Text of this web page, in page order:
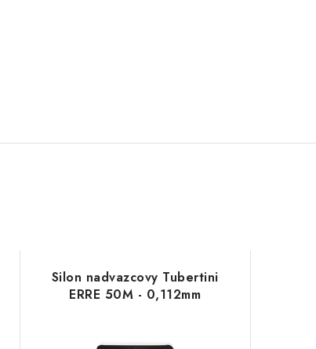
Silon nadvazcovy Tubertini
ERRE 50M - 0,112mm